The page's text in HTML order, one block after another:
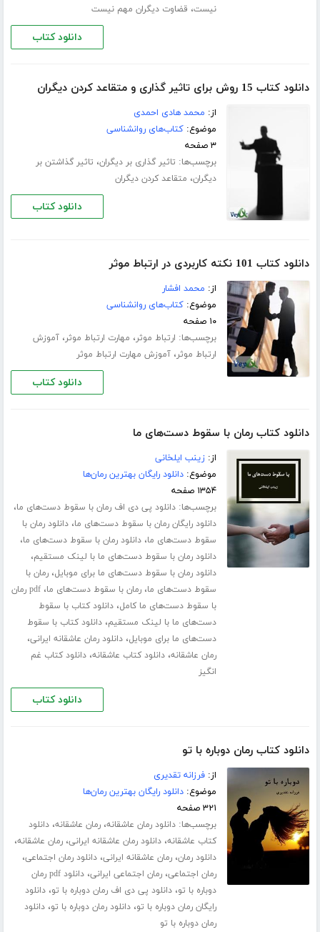
نیست، قضاوت دیگران مهم نیست
دانلود کتاب
دانلود کتاب 15 روش برای تاثیر گذاری و متقاعد کردن دیگران
از: محمد هادی احمدی
موضوع:کتاب‌های روانشناسی
۳ صفحه
برچسب‌ها: تاثیر گذاری بر دیگران، تاثیر گذاشتن بر
دیگران، متقاعد کردن دیگران
دانلود کتاب
دانلود کتاب 101 نکته کاربردی در ارتباط موثر
از: محمد افشار
موضوع:کتاب‌های روانشناسی
۱۰ صفحه
برچسب‌ها: ارتباط موثر، مهارت ارتباط موثر،آموزش
ارتباط موثر،آموزش مهارت ارتباط موثر
دانلود کتاب
دانلود کتاب رمان با سقوط دست‌های ما
از:زینب ایلخانی
موضوع:دانلود رایگان بهترین رمان‌ها
۱۳۵۴ صفحه
برچسب‌ها:دانلود پی دی اف رمان با سقوط دست‌های ما،
دانلود رایگان رمان با سقوط دست‌های ما،دانلود رمان با
سقوط دست‌های ما،دانلود رمان با سقوط دست‌های ما،
دانلود رمان با سقوط دست‌های ما با لینک مستقیم،
دانلود رمان با سقوط دست‌های ما برای موبایل،رمان با
سقوط دست‌های ما،رمان با سقوط دست‌های ما،
pdf رمان
با سقوط دست‌های ما کامل،دانلود کتاب با سقوط
دست‌های ما با لینک مستقیم،دانلود کتاب با سقوط
دست‌های ما برای موبایل،دانلود رمان عاشقانه ایرانی،
رمان عاشقانه،دانلود کتاب عاشقانه،دانلود کتاب غم
انگیز
دانلود کتاب
دانلود کتاب رمان دوباره با تو
از:فرزانه تقدیری
موضوع:دانلود رایگان بهترین رمان‌ها
۳۲۱ صفحه
برچسب‌ها:دانلود رمان عاشقانه،رمان عاشقانه،دانلود
کتاب عاشقانه،دانلود رمان عاشقانه ایرانی،رمان عاشقانه،
دانلود رمان،رمان عاشقانه ایرانی،دانلود رمان اجتماعی،
رمان اجتماعی،رمان اجتماعی ایرانی،
دانلود pdf رمان
دوباره با تو،دانلود پی دی اف رمان دوباره با تو،دانلود
رایگان رمان دوباره با تو،دانلود رمان دوباره با تو،دانلود
رمان دوباره با تو